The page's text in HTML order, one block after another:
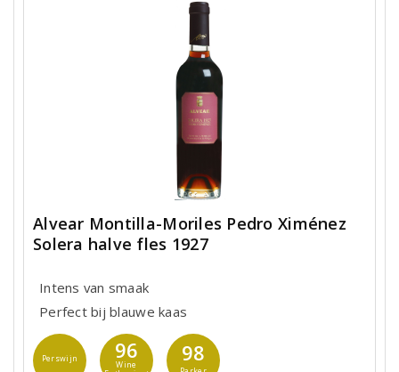
Alvear Montilla-Moriles Pedro Ximénez
Solera halve fles 1927
Intens van smaak
Perfect bij blauwe kaas
Perswijn 96
Wine
98